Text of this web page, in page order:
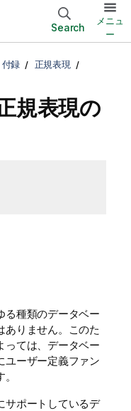
Search
メニュ
ー
付録 正規表現
規表現の
る種類のデータベー
ありません。このた
っては、データベー
ユーザー定義ファン
サポートしているデ